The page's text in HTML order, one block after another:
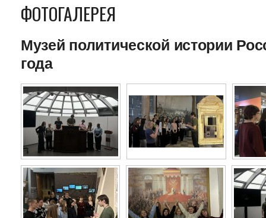
ФОТОГАЛЕРЕЯ
Музей политической истории
года